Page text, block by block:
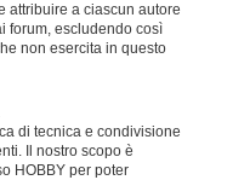
attribuire a ciascun autore
forum, escludendo così
non esercita in questo
di tecnica e condivisione
Il nostro scopo è
HOBBY per poter